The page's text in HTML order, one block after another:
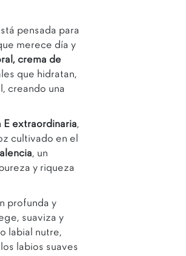
pensada para
merece día y
crema de
que hidratan,
creando una
E extraordinaria,
cultivado en el
, un
y riqueza
profunda y
suaviza y
labial nutre,
labios suaves